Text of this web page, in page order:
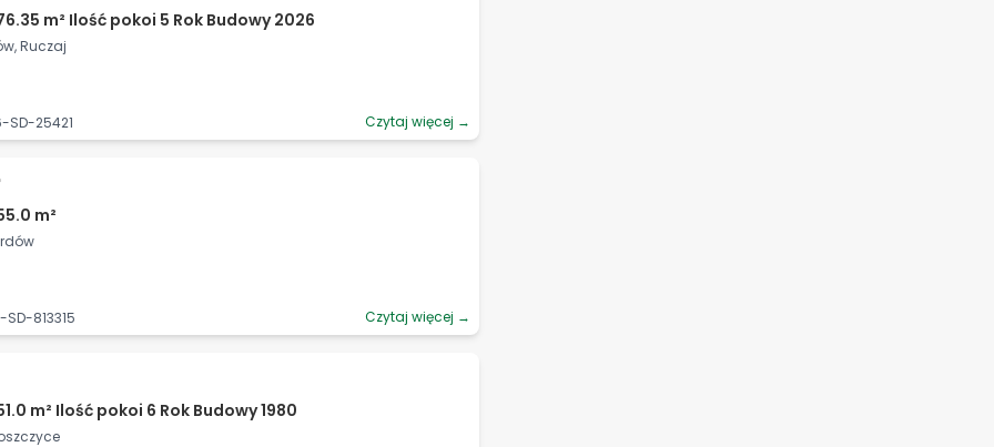
m² Ilość pokoi 5 Rok Budowy 2026
Ruczaj
SD-25421 Czytaj więcej →
m²
813315 Czytaj więcej →
m² Ilość pokoi 6 Rok Budowy 1980